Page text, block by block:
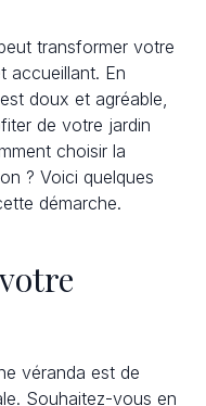
transformer votre
accueillant. En
doux et agréable,
de votre jardin
choisir la
? Voici quelques
démarche.
véranda est de
Souhaitez-vous en